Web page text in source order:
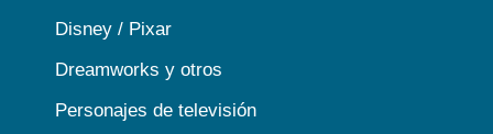
Disney / Pixar
Dreamworks y otros
Personajes de televisión